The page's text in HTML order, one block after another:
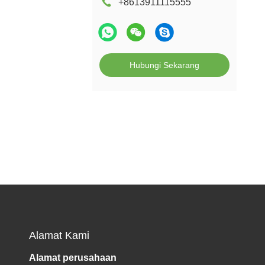
+8613911115555
Hubungi Sekarang
Alamat Kami
Alamat perusahaan